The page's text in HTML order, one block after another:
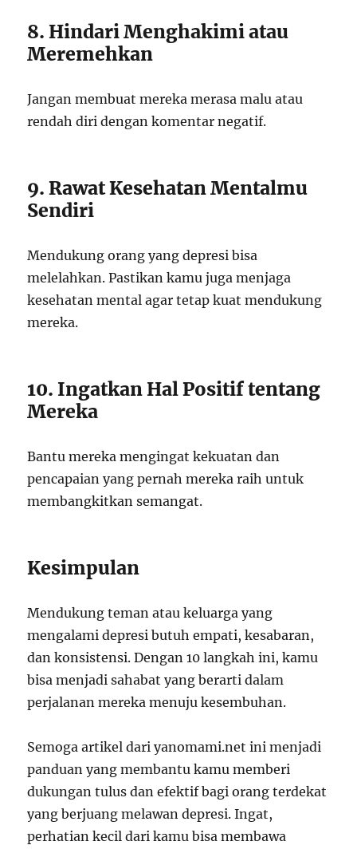
8. Hindari Menghakimi atau
Meremehkan
Jangan membuat mereka merasa malu atau
rendah diri dengan komentar negatif.
9. Rawat Kesehatan Mentalmu
Sendiri
Mendukung orang yang depresi bisa
melelahkan. Pastikan kamu juga menjaga
kesehatan mental agar tetap kuat mendukung
mereka.
10. Ingatkan Hal Positif tentang
Mereka
Bantu mereka mengingat kekuatan dan
pencapaian yang pernah mereka raih untuk
membangkitkan semangat.
Kesimpulan
Mendukung teman atau keluarga yang
mengalami depresi butuh empati, kesabaran,
dan konsistensi. Dengan 10 langkah ini, kamu
bisa menjadi sahabat yang berarti dalam
perjalanan mereka menuju kesembuhan.
Semoga artikel dari yanomami.net ini menjadi
panduan yang membantu kamu memberi
dukungan tulus dan efektif bagi orang terdekat
yang berjuang melawan depresi. Ingat,
perhatian kecil dari kamu bisa membawa